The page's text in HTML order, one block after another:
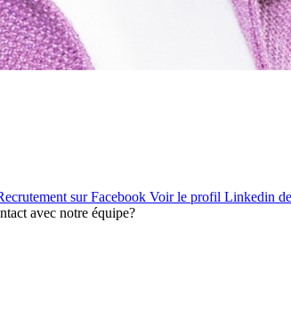
sur Facebook Voir le profil Linkedin
avec notre équipe?